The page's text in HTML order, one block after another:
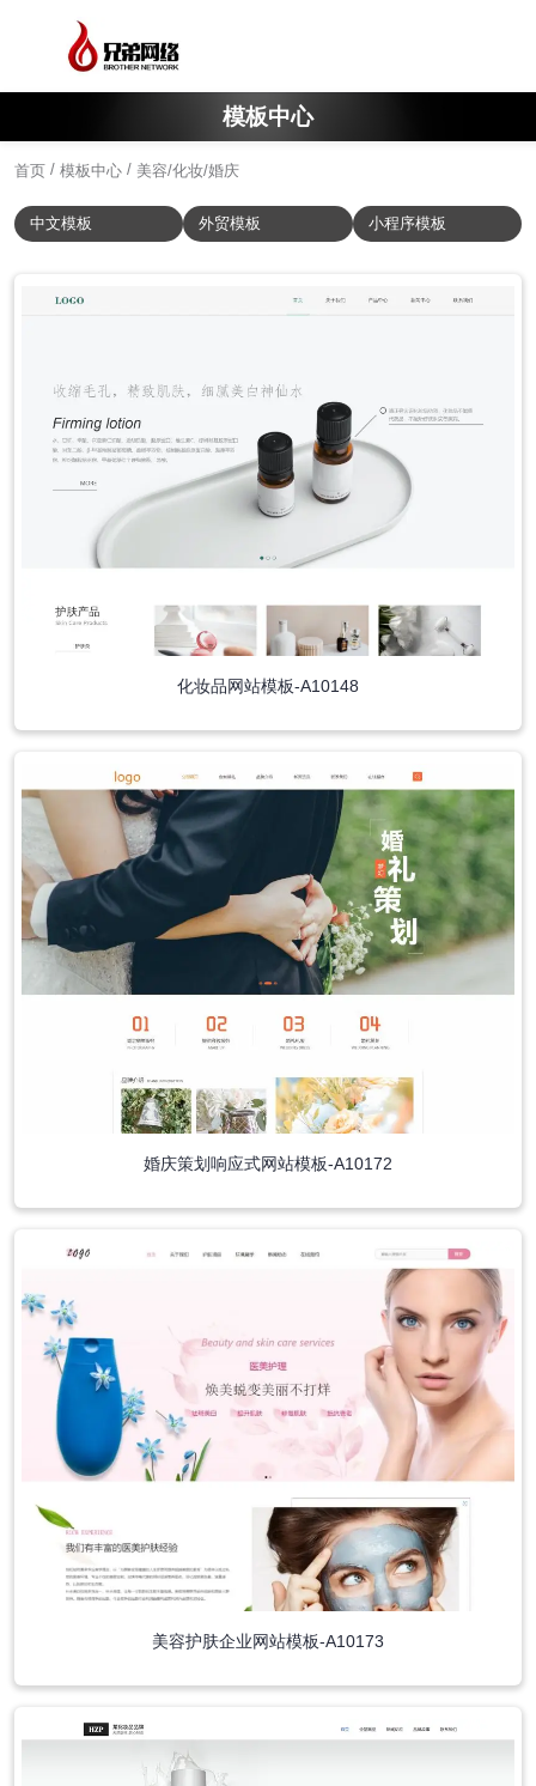
模板中心
首页 / 模板中心 / 美容/化妆/婚庆
中文模板 外贸模板 小程序模板
化妆品网站模板-A10148
婚庆策划响应式网站模板-A10172
美容护肤企业网站模板-A10173